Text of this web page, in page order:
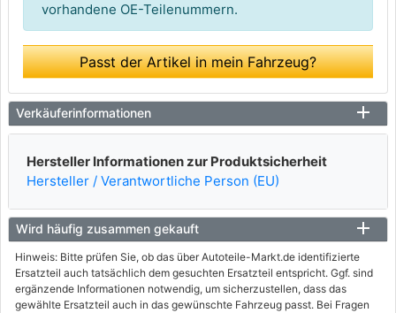
vorhandene OE-Teilenummern.
Passt der Artikel in mein Fahrzeug?
Verkäuferinformationen
Hersteller Informationen zur Produktsicherheit
Hersteller / Verantwortliche Person (EU)
Wird häufig zusammen gekauft
Hinweis: Bitte prüfen Sie, ob das über Autoteile-Markt.de identifizierte
Ersatzteil auch tatsächlich dem gesuchten Ersatzteil entspricht. Ggf. sind
ergänzende Informationen notwendig, um sicherzustellen, dass das
gewählte Ersatzteil auch in das gewünschte Fahrzeug passt. Bei Fragen